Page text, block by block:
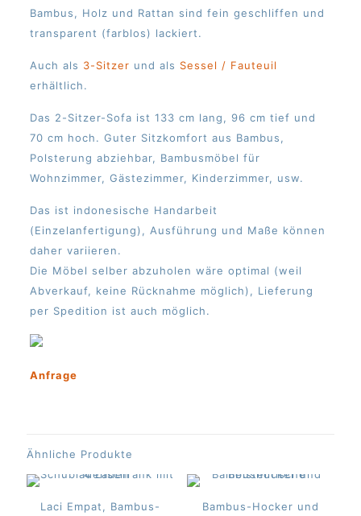
Bambus, Holz und Rattan sind fein geschliffen und
transparent (farblos) lackiert.
Auch als 3-Sitzer und als Sessel / Fauteuil
erhältlich.
Das 2-Sitzer-Sofa ist 133 cm lang, 96 cm tief und
70 cm hoch. Guter Sitzkomfort aus Bambus,
Polsterung abziehbar, Bambusmöbel für
Wohnzimmer, Gästezimmer, Kinderzimmer, usw.
Das ist indonesische Handarbeit
(Einzelanfertigung), Ausführung und Maße können
daher variieren.
Die Möbel selber abzuholen wäre optimal (weil
Abverkauf, keine Rücknahme möglich), Lieferung
per Spedition ist auch möglich.
Anfrage
Ähnliche Produkte
Laci Empat, Bambus-
Bambus-Hocker und